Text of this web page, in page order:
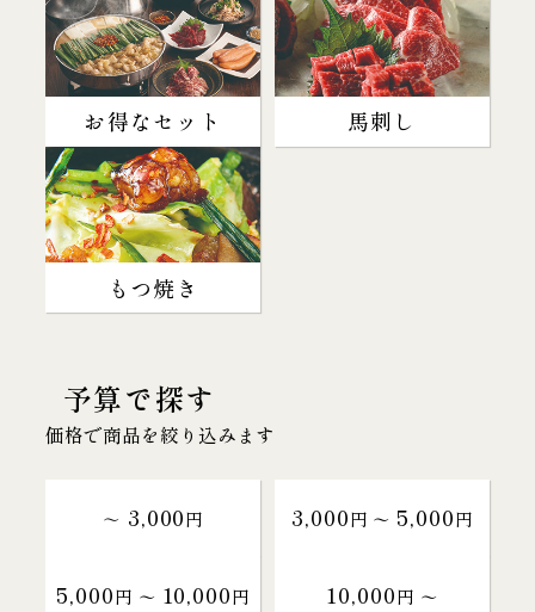
お得なセット 馬刺し
もつ焼き
予算で探す
価格で商品を絞り込みます
～ 3,000円 3,000円 〜 5,000円
5,000円 〜 10,000円 10,000円 〜